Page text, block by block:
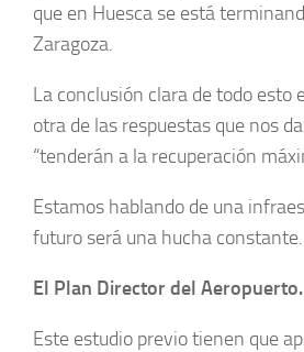
que en Huesca se está
Zaragoza.
La conclusión clara de todo esto
otra de las respuestas que nos
“tenderán a la recuperación
Estamos hablando de una
futuro será una hucha constante.
El Plan Director del
Este estudio previo tienen que